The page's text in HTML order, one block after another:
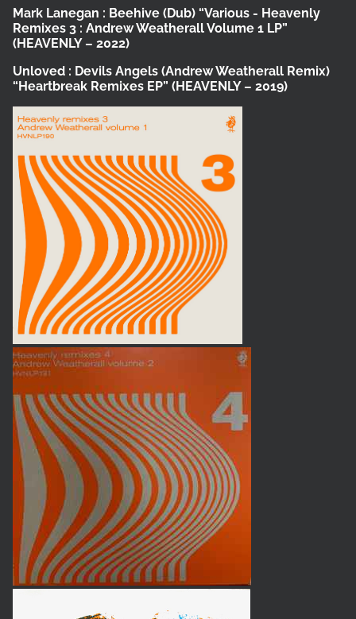
Mark Lanegan : Beehive (Dub) “Various - Heavenly
Remixes 3 : Andrew Weatherall Volume 1 LP”
(HEAVENLY – 2022)
Unloved : Devils Angels (Andrew Weatherall Remix)
“Heartbreak Remixes EP” (HEAVENLY – 2019)